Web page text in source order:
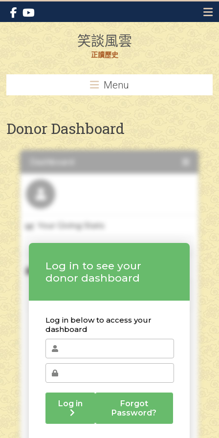
Skip
content
笑談風雲
正讀歷史
Menu
Donor Dashboard